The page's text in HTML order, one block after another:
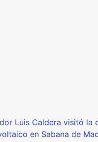
navigation
Luis Caldera visitó la
en Sabana de